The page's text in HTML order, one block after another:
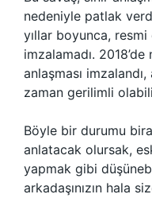
nedeniyle patlak
yıllar boyunca, resmi
imzalamadı.
anlaşması
zaman gerilimli
Böyle bir durumu
anlatacak olursak,
yapmak gibi
arkadaşınızın hala